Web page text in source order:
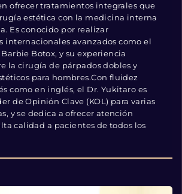
ofrecer tratamientos integrales que
estética con la medicina interna
Es conocido por realizar
internacionales avanzados como el
Barbie Botox, y su experiencia
la cirugía de párpados dobles y
para hombres.Con fluidez
como en inglés, el Dr. Yukitaro es
de Opinión Clave (KOL) para varias
y se dedica a ofrecer atención
calidad a pacientes de todos los